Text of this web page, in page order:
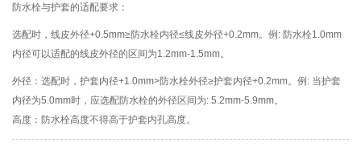
防水栓与护套的适配要求：
选配时，线皮外径+0.5mm≥防水栓内径≤线皮外径+0.2mm。例: 防水栓1.0mm
内径可以适配的线皮外径的区间为1.2mm-1.5mm。
外径：选配时，护套内径+1.0mm>防水栓外径≥护套内径+0.2mm。例: 当护套
内径为5.0mm时，应选配防水栓的外径区间为: 5.2mm-5.9mm。
高度：防水栓高度不得高于护套内孔高度。